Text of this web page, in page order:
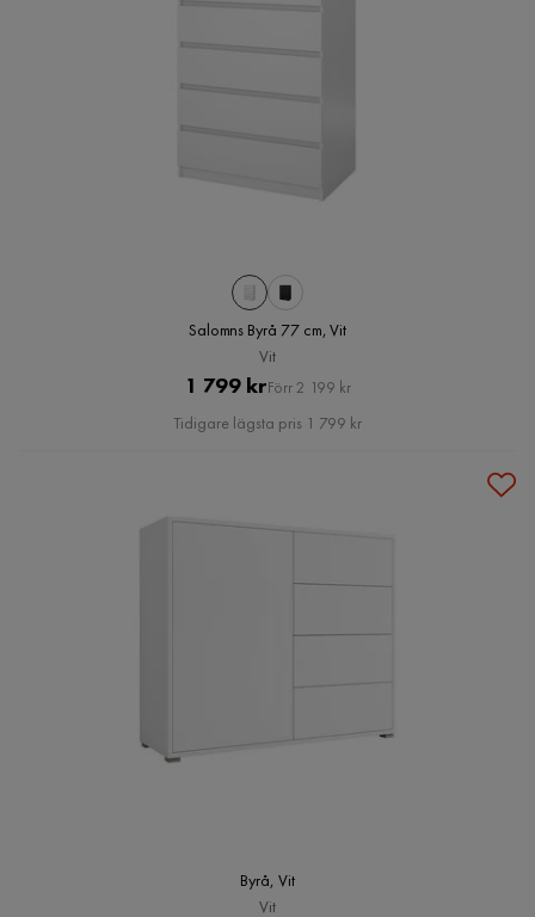
Salomns Byrå 77 cm, Vit
Vit
Pris
1 799 krOriginal
Pris
Förr 2 199 kr
Tidigare lägsta pris 1 799 kr
Byrå, Vit
Vit